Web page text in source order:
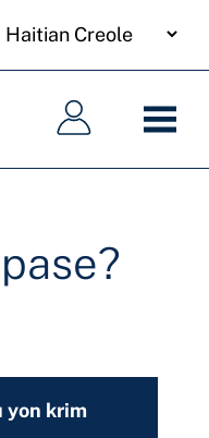
yon krim